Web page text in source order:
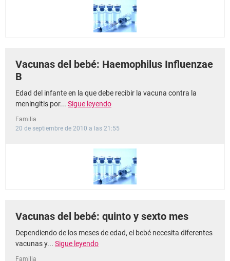
Vacunas del bebé: Haemophilus Influenzae
B
Edad del infante en la que debe recibir la vacuna contra la
meningitis por... Sigue leyendo
Familia
20 de septiembre de 2010 a las 21:55
Vacunas del bebé: quinto y sexto mes
Dependiendo de los meses de edad, el bebé necesita diferentes
vacunas y... Sigue leyendo
Familia